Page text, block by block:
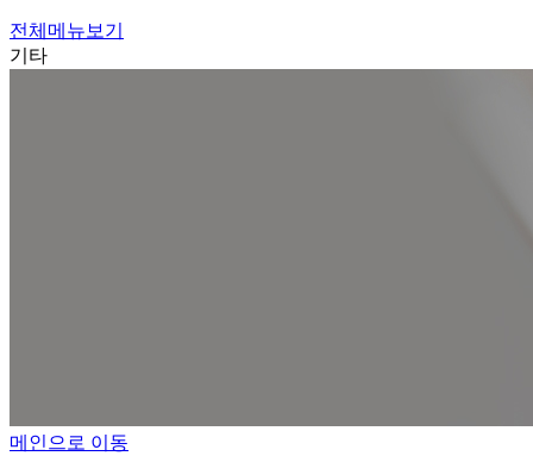
전체메뉴보기
기타
메인으로 이동